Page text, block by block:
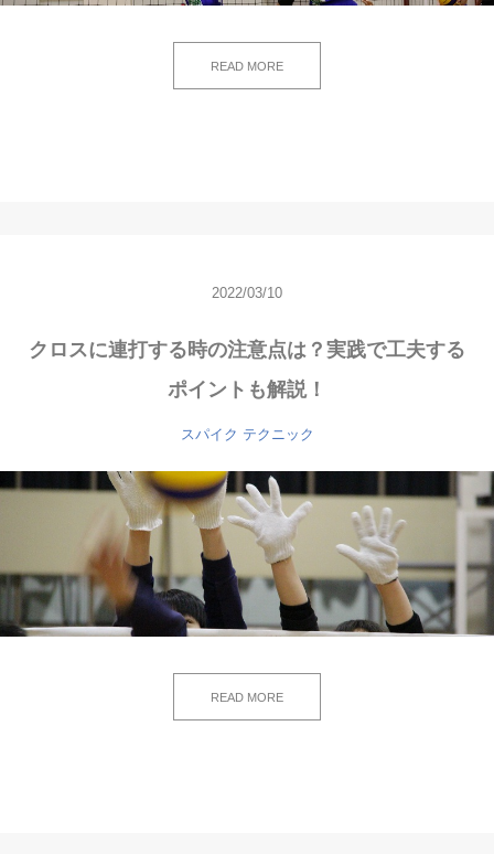
READ MORE
2022/03/10
クロスに連打する時の注意点は？実践で工夫する
ポイントも解説！
スパイク テクニック
READ MORE